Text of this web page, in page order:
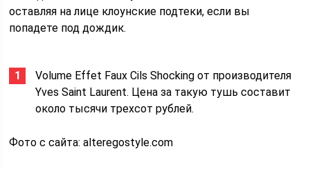
оставляя на лице клоунские подтеки, если вы
попадете под дождик.
Volume Effet Faux Cils Shocking от производителя
Yves Saint Laurent. Цена за такую тушь составит
около тысячи трехсот рублей.
Фото с сайта: alteregostyle.com